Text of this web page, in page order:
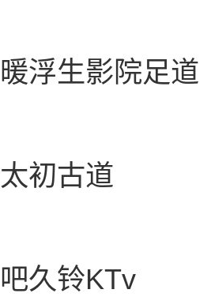
暖浮生影院足道
太初古道
吧久铃KTv